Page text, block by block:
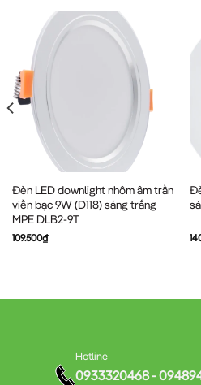
Đèn LED downlight nhôm âm trần
viền bạc 9W (D118) sáng trắng
MPE DLB2-9T
109.500₫
Hotline
0933320468 -